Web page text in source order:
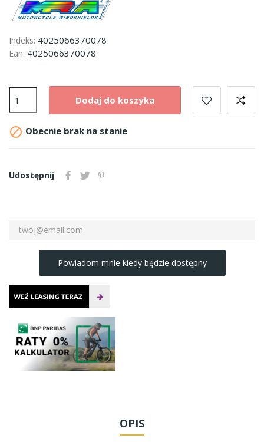
Indeks: 4025066370078
Ean: 4025066370078
Dodaj do koszyka
 Obecnie brak na stanie
Udostępnij
Powiadom mnie kiedy będzie dostępny
OPIS